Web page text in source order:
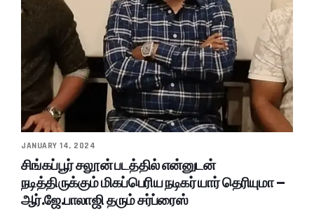
JANUARY 14, 2024
சிங்கப்பூர் சலூன் படத்தில் என்னுடன்
நடித்திருக்கும் மிகப்பெரிய நடிகர் யார் தெரியுமா –
ஆர்.ஜே.பாலாஜி தரும் சர்ப்ரைஸ்